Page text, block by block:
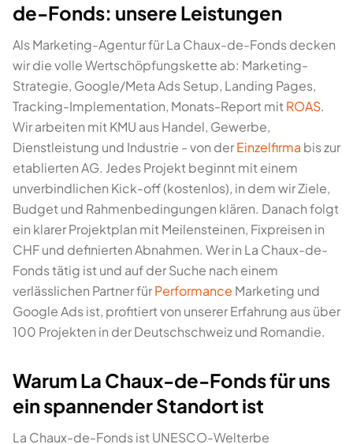
de-Fonds: unsere Leistungen
Als Marketing-Agentur für La Chaux-de-Fonds decken
wir die volle Wertschöpfungskette ab: Marketing-
Strategie, Google/Meta Ads Setup, Landing Pages,
Tracking-Implementation, Monats-Report mit ROAS.
Wir arbeiten mit KMU aus Handel, Gewerbe,
Dienstleistung und Industrie - von derEinzelfirma bis zur
etablierten AG. Jedes Projekt beginnt mit einem
unverbindlichen Kick-off (kostenlos), in dem wir Ziele,
Budget und Rahmenbedingungen klären. Danach folgt
ein klarer Projektplan mit Meilensteinen, Fixpreisen in
CHF und definierten Abnahmen. Wer in La Chaux-de-
Fonds tätig ist und auf der Suche nach einem
verlässlichen Partner fürPerformance Marketing und
Google Ads ist, profitiert von unserer Erfahrung aus über
100 Projekten in der Deutschschweiz und Romandie.
Warum La Chaux-de-Fonds für uns
ein spannender Standort ist
La Chaux-de-Fonds ist UNESCO-Welterbe